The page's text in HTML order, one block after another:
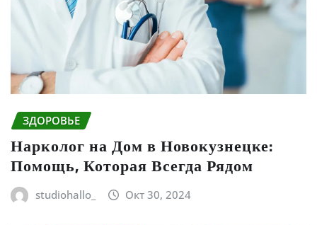
ЗДОРОВЬЕ
Нарколог на Дом в Новокузнецке:
Помощь, Которая Всегда Рядом
studiohallo_ Окт 30, 2024